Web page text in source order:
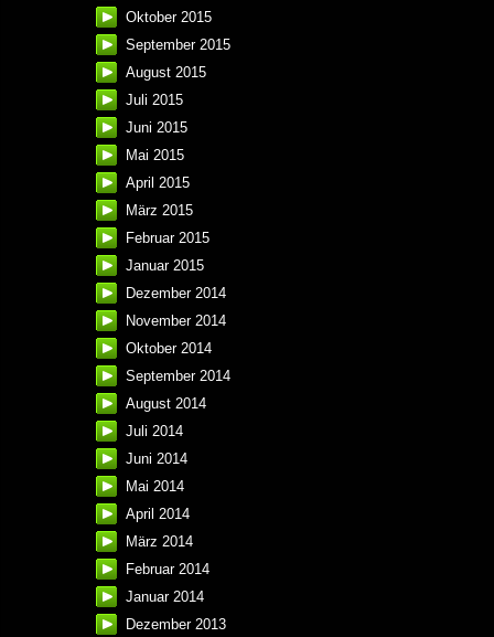
Oktober 2015
September 2015
August 2015
Juli 2015
Juni 2015
Mai 2015
April 2015
März 2015
Februar 2015
Januar 2015
Dezember 2014
November 2014
Oktober 2014
September 2014
August 2014
Juli 2014
Juni 2014
Mai 2014
April 2014
März 2014
Februar 2014
Januar 2014
Dezember 2013